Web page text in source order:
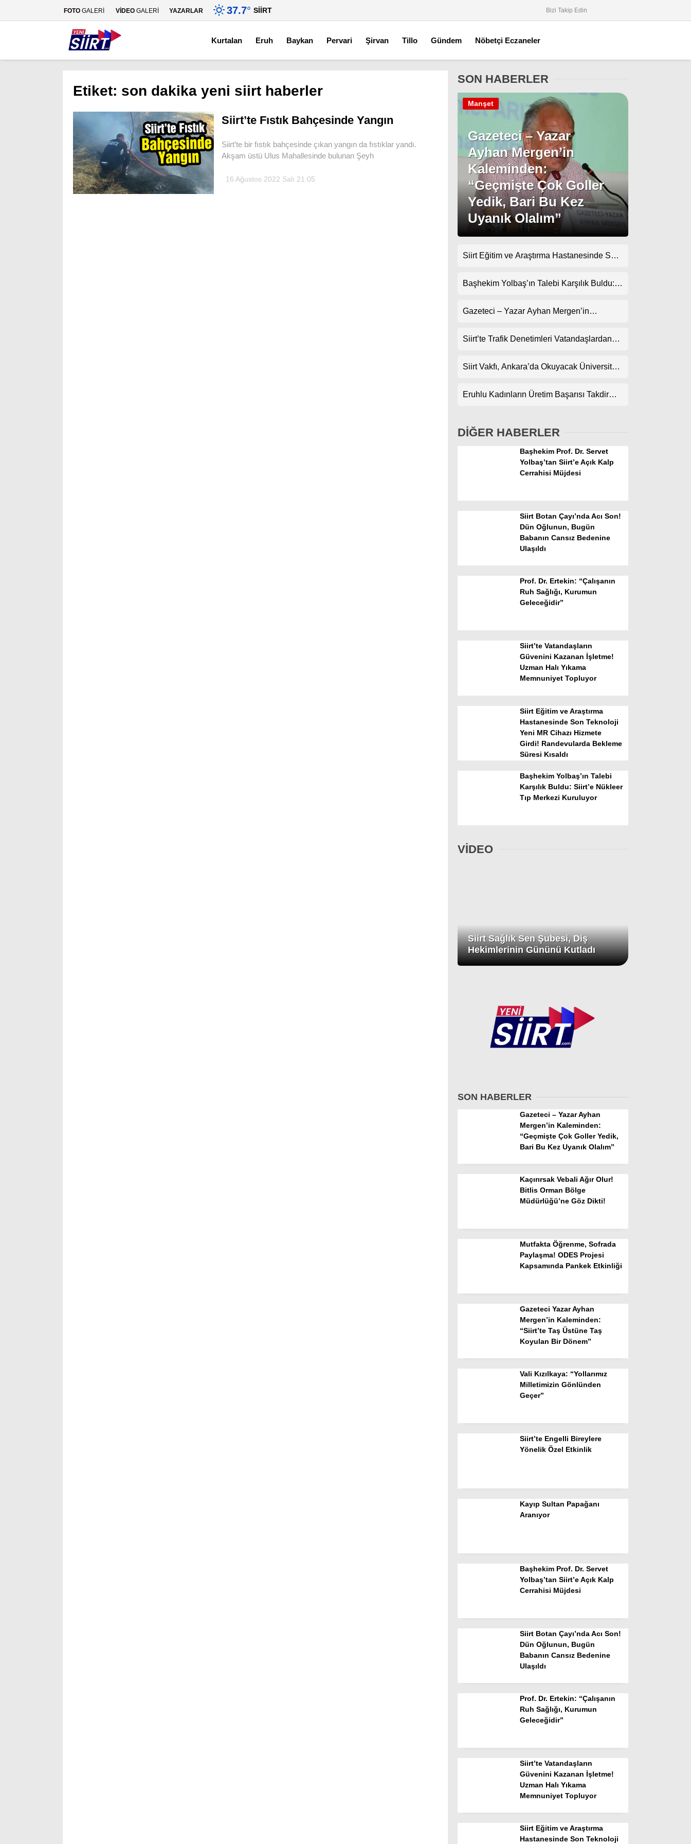
Gündem
Spor
Magazin
Instagram
FOTO GALERİ VİDEO GALERİ YAZARLAR 37.7° SIIRT Bizi Takip Edin
Kurtalan Eruh Baykan Pervari Şirvan Tillo Gündem Nöbetçi Eczaneler
Etiket: son dakika yeni siirt haberler
Siirt’te Fıstık Bahçesinde Yangın
Siirt’te bir fıstık bahçesinde çıkan yangın da fıstıklar yandı.
Akşam üstü Ulus Mahallesinde bulunan Şeyh
16 Ağustos 2022 Salı 21:05
SON HABERLER
Gazeteci – Yazar
Ayhan Mergen’in
Kaleminden:
“Geçmişte Çok Goller
Yedik, Bari Bu Kez
Uyanık Olalım”
Manşet
Siirt Eğitim ve Araştırma Hastanesinde Son
Randevularda Bekleme Süresi Kısaldı
Başhekim Yolbaş’ın Talebi Karşılık Buldu:
Gazeteci – Yazar Ayhan Mergen’in
Kuralları”
Siirt’te Trafik Denetimleri Vatandaşlardan
Siirt Vakfı, Ankara’da Okuyacak Üniversite
Eruhlu Kadınların Üretim Başarısı Takdir
DİĞER HABERLER
Başhekim Prof. Dr. Servet
Yolbaş’tan Siirt’e Açık Kalp
Cerrahisi Müjdesi
Siirt Botan Çayı’nda Acı Son!
Dün Oğlunun, Bugün
Babanın Cansız Bedenine
Ulaşıldı
Prof. Dr. Ertekin: “Çalışanın
Ruh Sağlığı, Kurumun
Geleceğidir”
Siirt’te Vatandaşların
Güvenini Kazanan İşletme!
Uzman Halı Yıkama
Memnuniyet Topluyor
Siirt Eğitim ve Araştırma
Hastanesinde Son Teknoloji
Yeni MR Cihazı Hizmete
Girdi! Randevularda Bekleme
Süresi Kısaldı
Başhekim Yolbaş’ın Talebi
Karşılık Buldu: Siirt’e Nükleer
Tıp Merkezi Kuruluyor
VİDEO
Siirt Sağlık Sen Şubesi, Diş
Hekimlerinin Gününü Kutladı
SON HABERLER
Gazeteci – Yazar Ayhan
Mergen’in Kaleminden:
“Geçmişte Çok Goller Yedik,
Bari Bu Kez Uyanık Olalım”
Kaçırırsak Vebali Ağır Olur!
Bitlis Orman Bölge
Müdürlüğü’ne Göz Dikti!
Mutfakta Öğrenme, Sofrada
Paylaşma! ODES Projesi
Kapsamında Pankek Etkinliği
Gazeteci Yazar Ayhan
Mergen’in Kaleminden:
“Siirt’te Taş Üstüne Taş
Koyulan Bir Dönem”
Vali Kızılkaya: “Yollarımız
Milletimizin Gönlünden
Geçer”
Siirt’te Engelli Bireylere
Yönelik Özel Etkinlik
Kayıp Sultan Papağanı
Aranıyor
Başhekim Prof. Dr. Servet
Yolbaş’tan Siirt’e Açık Kalp
Cerrahisi Müjdesi
Siirt Botan Çayı’nda Acı Son!
Dün Oğlunun, Bugün
Babanın Cansız Bedenine
Ulaşıldı
Prof. Dr. Ertekin: “Çalışanın
Ruh Sağlığı, Kurumun
Geleceğidir”
Siirt’te Vatandaşların
Güvenini Kazanan İşletme!
Uzman Halı Yıkama
Memnuniyet Topluyor
Siirt Eğitim ve Araştırma
Hastanesinde Son Teknoloji